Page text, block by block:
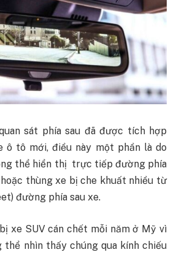
sát phía sau đã được tích hợp
ô tô mới, điều này một phần là do
thể hiển thị trực tiếp đường phía
hoặc thùng xe bị che khuất nhiều từ
đường phía sau xe.
xe SUV cán chết mỗi năm ở Mỹ vì
thể nhìn thấy chúng qua kính chiếu